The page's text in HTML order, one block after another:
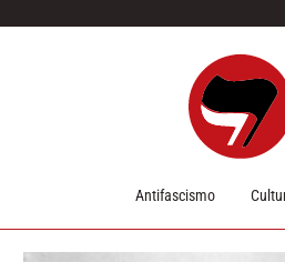
Antifascismo